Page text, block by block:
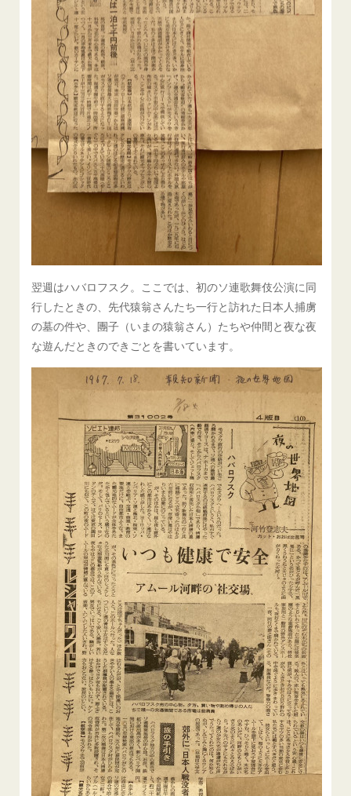
翌週はハバロフスク。ここでは、初のソ連歌舞伎公演に同
行したときの、先代猿翁さんたち一行と訪れた日本人捕虜
の墓の件や、團子（いまの猿翁さん）たちや仲間と夜な夜
な遊んだときのできごとを書いています。